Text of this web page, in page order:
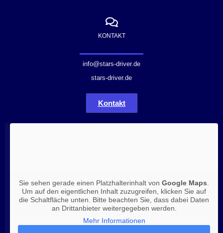
KONTAKT
info@stars-driver.de
stars-driver.de
Kontakt
Sie sehen gerade einen Platzhalterinhalt von Google Maps.
Um auf den eigentlichen Inhalt zuzugreifen, klicken Sie auf
die Schaltfläche unten. Bitte beachten Sie, dass dabei Daten
an Drittanbieter weitergegeben werden.
Mehr Informationen